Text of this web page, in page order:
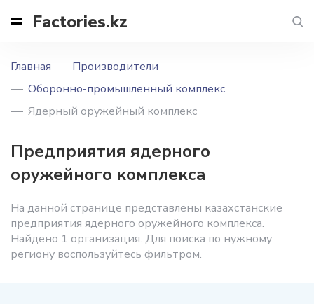
Factories.kz
Главная
Производители
Оборонно-промышленный комплекс
Ядерный оружейный комплекс
Предприятия ядерного
оружейного комплекса
На данной странице представлены казахстанские
предприятия ядерного оружейного комплекса.
Найдено 1 организация. Для поиска по нужному
региону воспользуйтесь фильтром.